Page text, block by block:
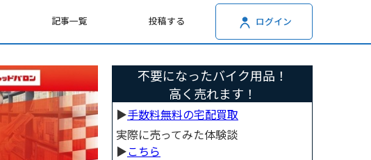
記事一覧 投稿する ログイン
不要になったバイク用品！
高く売れます！
▶︎手数料無料の宅配買取
実際に売ってみた体験談
▶︎こちら